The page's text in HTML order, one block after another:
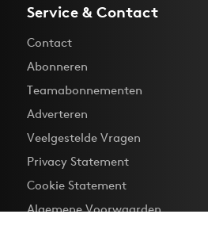
Service & Contact
Contact
Abonneren
Teamabonnementen
Adverteren
Veelgestelde Vragen
Privacy Statement
Cookie Statement
Algemene Voorwaarden